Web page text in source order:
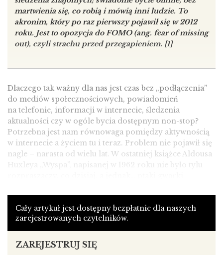
martwienia się, co robią i mówią inni ludzie. To
akronim, który po raz pierwszy pojawił się w 2012
roku. Jest to opozycja do FOMO (ang. fear of missing
out), czyli strachu przed przegapieniem. [1]
Dlaczego tak ważny dla nas jest czas bez „podłączenia”
do mediów społecznościowych, powiadomień
na telefonie, informacji w internecie, śledzenia
aktualności czy w ogóle bycia dostępnym non-stop?
Potrzebna jest nam równowaga pomiędzy aktywnością
w internecie a życiem tu i teraz. Problem nie pojawił się
nagle – narasta od wielu lat. W ostatniej książce Aldousa
Huxleya „Wyspa”, napisanej w 1962 roku nie było tylu
Obserwowały ich i wykrzykiwały co jakiś czas hasło:
UWAGA! Tu i teraz! Tu i teraz!Po to, aby przypominać
im o tym, o czym cały czas zapominają. O byciu tu
i teraz. [2] O czym to świadczy?
Media społecznościowe nas rozpraszają. A my nie
Cały artykuł jest dostępny bezpłatnie dla naszych
zarejestrowanych czytelników.
ZAREJESTRUJ SIĘ